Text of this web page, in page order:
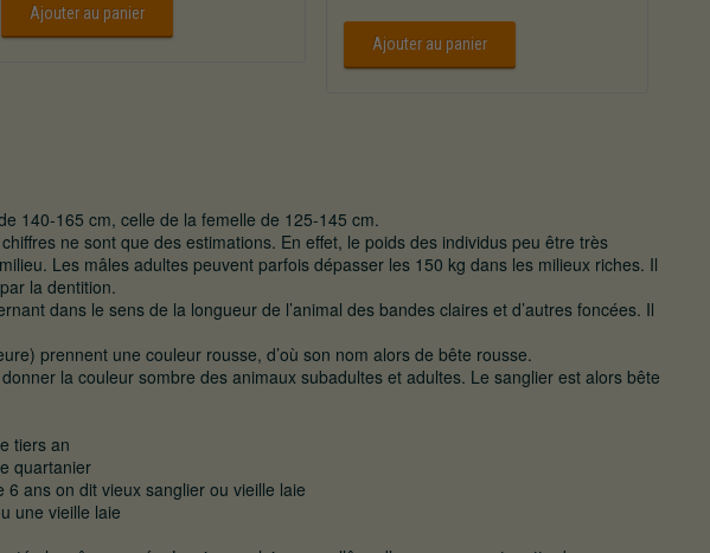
Ajouter au panier
Ajouter au panier
140-165 cm, celle de la femelle de 125-145 cm.
ne sont que des estimations. En effet, le poids des individus peu être très
Les mâles adultes peuvent parfois dépasser les 150 kg dans les milieux riches. Il
la dentition.
dans le sens de la longueur de l’animal des bandes claires et d’autres foncées. Il
prennent une couleur rousse, d’où son nom alors de bête rousse.
la couleur sombre des animaux subadultes et adultes. Le sanglier est alors bête
tiers an
quartanier
ans on dit vieux sanglier ou vieille laie
une vieille laie